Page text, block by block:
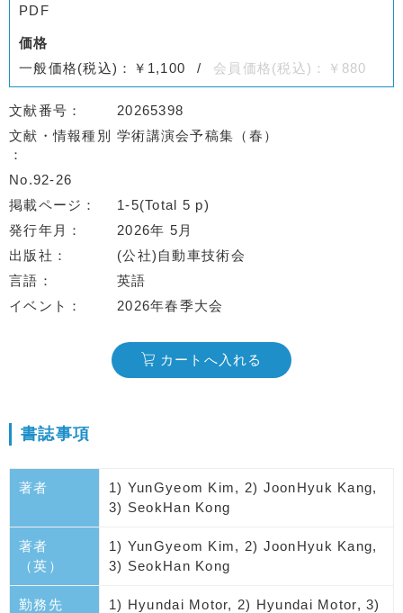
PDF
価格
一般価格(税込)：￥1,100
会員価格(税込)：￥880
文献番号
20265398
文献・情報種別
学術講演会予稿集（春）
No.92-26
掲載ページ
1-5(Total 5 p)
発行年月
2026年 5月
出版社
(公社)自動車技術会
言語
英語
イベント
2026年春季大会
カートへ入れる
書誌事項
著者
1) YunGyeom Kim, 2) JoonHyuk Kang,
3) SeokHan Kong
著者
（英）
1) YunGyeom Kim, 2) JoonHyuk Kang,
3) SeokHan Kong
勤務先
1) Hyundai Motor, 2) Hyundai Motor, 3)